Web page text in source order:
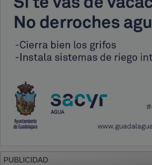
PUBLICIDAD